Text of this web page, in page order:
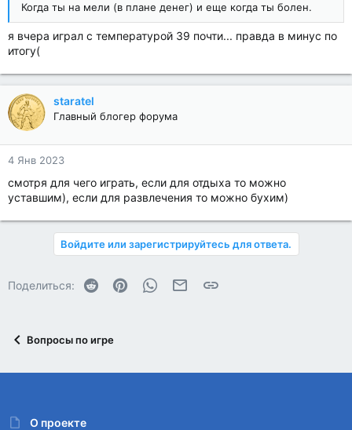
Когда ты на мели (в плане денег) и еще когда ты болен.
я вчера играл с температурой 39 почти... правда в минус по
итогу(
staratel
Главный блогер форума
4 Янв 2023
смотря для чего играть, если для отдыха то можно
уставшим), если для развлечения то можно бухим)
Войдите или зарегистрируйтесь для ответа.
Поделиться: Reddit PinterestWhatsAppЭлектронная почта
Ссылка
Вопросы по игре
О проекте